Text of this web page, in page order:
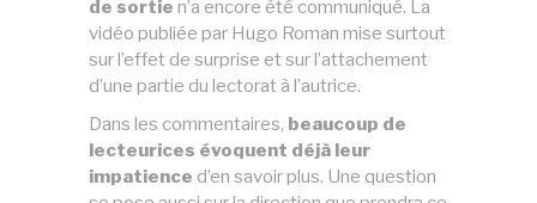
de sortie n’a encore été communiqué. La
vidéo publiée par Hugo Roman mise surtout
sur l’effet de surprise et sur l’attachement
d’une partie du lectorat à l’autrice.
Dans les commentaires, beaucoup de
lecteurices évoquent déjà leur
impatience d’en savoir plus. Une question